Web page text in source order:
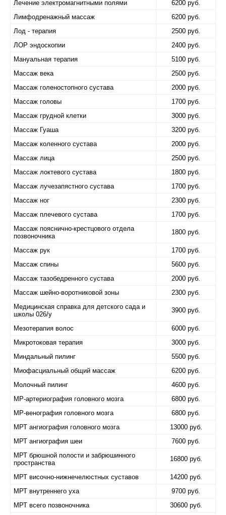
Лечение электромагнитными полями
6200 руб.
Лимфодренажный массаж
6200 руб.
Лод - терапия
2500 руб.
ЛОР эндоскопии
2400 руб.
Мануальная терапия
5100 руб.
Массаж века
2500 руб.
Массаж голеностопного сустава
2000 руб.
Массаж головы
1700 руб.
Массаж грудной клетки
3000 руб.
Массаж Гуаша
3200 руб.
Массаж коленного сустава
2000 руб.
Массаж лица
2500 руб.
Массаж локтевого сустава
1800 руб.
Массаж лучезапястного сустава
1700 руб.
Массаж ног
2300 руб.
Массаж плечевого сустава
1700 руб.
Массаж пояснично-крестцового отдела
позвоночника
1800 руб.
Массаж рук
1700 руб.
Массаж спины
5600 руб.
Массаж тазобедренного сустава
2000 руб.
Массаж шейно-воротниковой зоны
2300 руб.
Медицинская справка для детского сада и
школы 026/у
3900 руб.
Мезотерапия волос
6000 руб.
Микротоковая терапия
3000 руб.
Миндальный пилинг
5500 руб.
Миофасциальный общий массаж
6200 руб.
Молочный пилинг
4600 руб.
МР-артериография головного мозга
6800 руб.
МР-венография головного мозга
6800 руб.
МРТ ангиография головного мозга
13000 руб.
МРТ ангиография шеи
7600 руб.
МРТ брюшной полости и забрюшинного
пространства
16800 руб.
МРТ височно-нижнечелюстных суставов
14200 руб.
МРТ внутреннего уха
9700 руб.
МРТ всего позвоночника
30600 руб.